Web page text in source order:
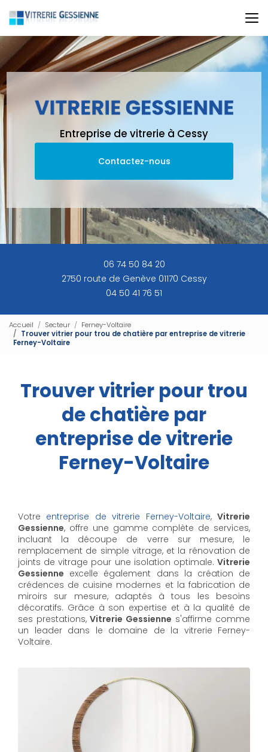
au
contenu
principal
Entreprise de vitrerie à Cessy
Contactez-nous
06 74 50 84 20
2750 route de Genève 01170 Cessy
04 50 41 76 51
Accueil Secteur
Ferney-Voltaire
Trouver vitrier pour trou de chatière par entreprise de vitrerie
Ferney-Voltaire
Trouver vitrier pour trou
de chatière par
entreprise de vitrerie
Ferney-Voltaire
Votre entreprise de vitrerie Ferney-Voltaire,Vitrerie
Gessienne, offre une gamme complète de services,
incluant la découpe de verre sur mesure, le
remplacement de simple vitrage, et la rénovation de
joints de vitrage pour une isolation optimale. Vitrerie
Gessienne excelle également dans la création de
crédences de cuisine modernes et la fabrication de
miroirs sur mesure, adaptés à tous les besoins
décoratifs. Grâce à son expertise et à la qualité de
ses prestations, Vitrerie Gessienne s'affirme comme
un leader dans le domaine de la vitrerie Ferney-
Voltaire.